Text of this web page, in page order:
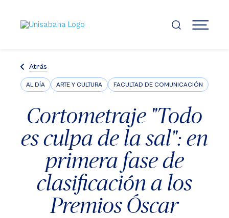
contenido
principal
MENÚ
Atrás
AL DÍA ARTE Y CULTURA FACULTAD DE COMUNICACIÓN
Cortometraje "Todo
es culpa de la sal": en
primera fase de
clasificación a los
Premios Óscar